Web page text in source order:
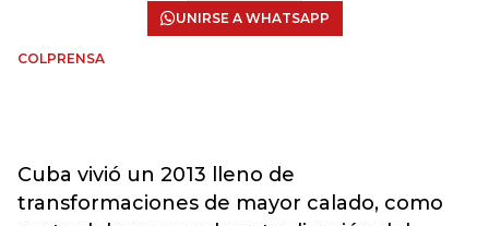
UNIRSE A WHATSAPP
COLPRENSA
Cuba vivió un 2013 lleno de
transformaciones de mayor calado, como